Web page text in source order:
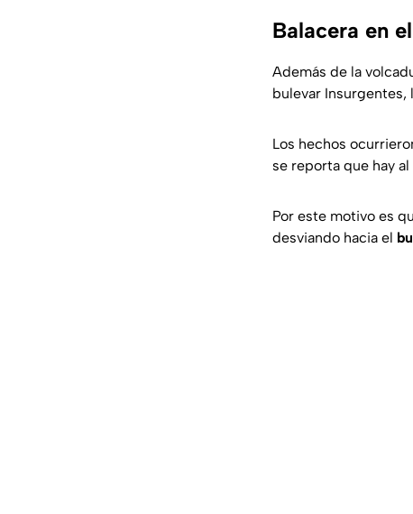
Balacera en
Además de la
bulevar Insurgentes,
Los hechos
se reporta que hay al
Por este motivo es
desviando hacia el